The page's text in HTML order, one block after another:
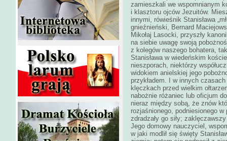
zamieszkali we wspomnianym
i klasztoru ojców Jezuitów.
innymi, rówieśnik Stanisława
gnieźnieński, Bernard
Mikołaj Lasocki, przyszły
na siebie uwagę swoją
z kolegów naszego bohatera,
Stanisława w wiedeńskim
nieszporach, niektórzy
widokiem anielskiej jego
przykładem. I w innych
klęczkach przed wielkim
nabożnie różaniec lub oficjum
nieraz między sobą, że znów
rozjaśnionego, podniesionego
zdradzały go siły;
Jego domowy nauczyciel,
w jaki modlił się święty